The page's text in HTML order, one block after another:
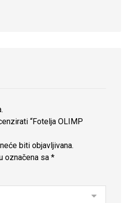
“Fotelja OLIMP
biti objavljivana.
označena sa*